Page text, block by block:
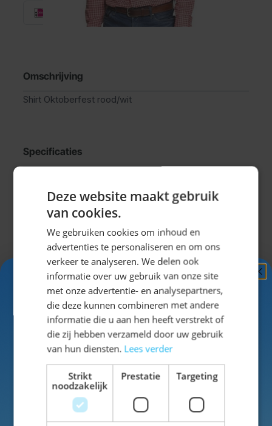
Omschrijving
Shirt Oktoberfest rood/wit
Specificaties
EAN 8712026542687
SKU 14-54268
Man/Vrouw Man
Kleur rood
Materiaal Polyester
Schrijf een review
Je beoordeling:
Deze website maakt gebruik
van cookies.
We gebruiken cookies om inhoud en
advertenties te personaliseren en om ons
verkeer te analyseren. We delen ook
informatie over uw gebruik van onze site
met onze advertentie- en analysepartners,
die deze kunnen combineren met andere
informatie die u aan hen heeft verstrekt of
die zij hebben verzameld door uw gebruik
van hun diensten. Lees verder
Strikt
noodzakelijk
Prestatie Targeting
Ontvang5%
KORTING!
Schrijf je nuin voor de nieuwsbrief en ontvang toegang
tot exclusieve kortingen!
Voor- en achternaam